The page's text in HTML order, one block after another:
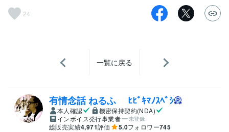
24
一覧に戻る
有情念話 ねるふ ﾋﾋﾞｷﾏﾉｽﾍﾞｼ
本人確認
機密保持契約(NDA)
インボイス発行事業者
未登録
総販売実績4,971評価 5.0フォロワー745